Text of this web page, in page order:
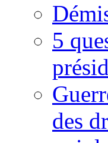
5
des